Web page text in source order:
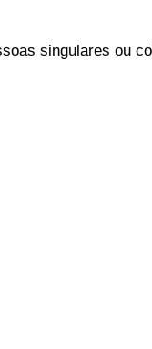
singulares ou